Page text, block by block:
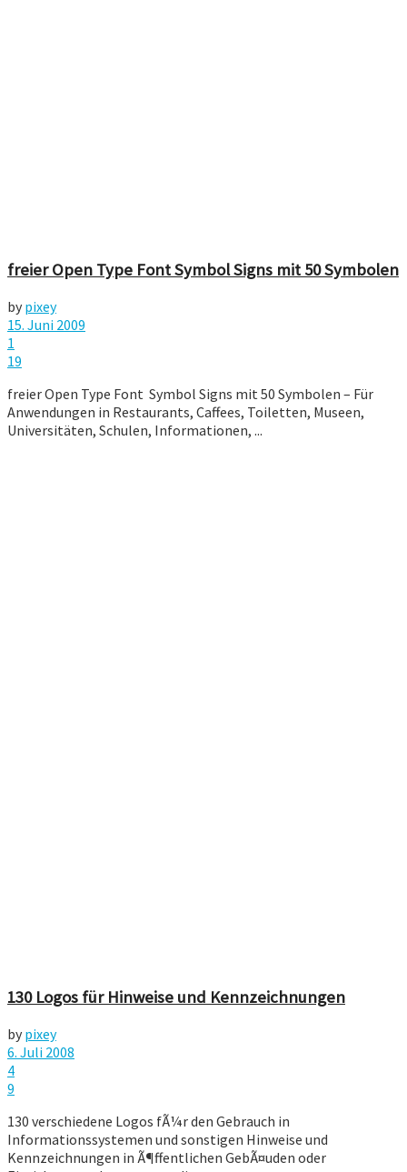
freier Open Type Font Symbol Signs mit 50 Symbolen
by pixey
15. Juni 2009
1
19
freier Open Type Font Symbol Signs mit 50 Symbolen – Für
Anwendungen in Restaurants, Caffees, Toiletten, Museen,
Universitäten, Schulen, Informationen, ...
130 Logos für Hinweise und Kennzeichnungen
by pixey
6. Juli 2008
4
9
130 verschiedene Logos fÃ¼r den Gebrauch in
Informationssystemen und sonstigen Hinweise und
Kennzeichnungen in Ã¶ffentlichen GebÃ¤uden oder